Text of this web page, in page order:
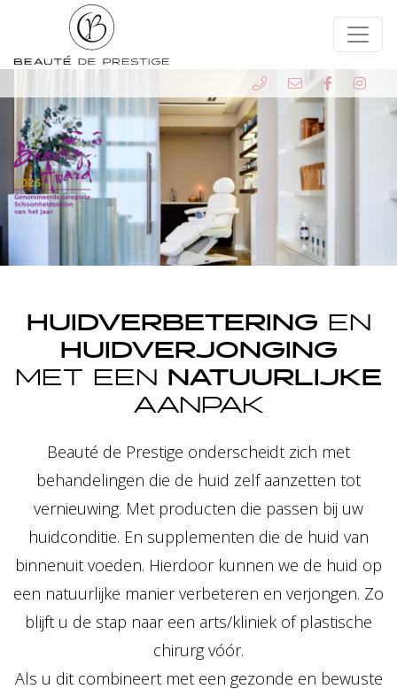
Mooi
ouder
HUIDVERBETERING EN
HUIDVERJONGING
MET EEN NATUURLIJKE
AANPAK
Beauté de Prestige onderscheidt zich met
behandelingen die de huid zelf aanzetten tot
vernieuwing. Met producten die passen bij uw
huidconditie. En supplementen die de huid van
binnenuit voeden. Hierdoor kunnen we de huid op
een natuurlijke manier verbeteren en verjongen. Zo
blijft u de stap naar een arts/kliniek of plastische
chirurg vóór.
Als u dit combineert met een gezonde en bewuste